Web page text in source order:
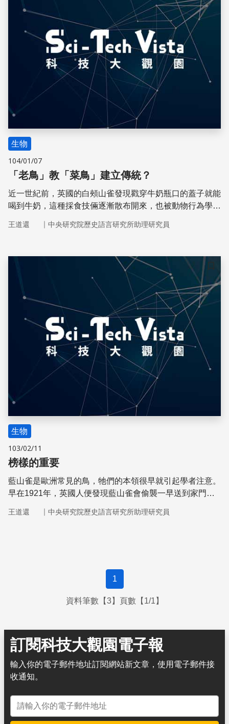
生物
104/01/07
「老鳥」教「菜鳥」建立傳統？
近一世紀前，英國的白頰山雀發現戳穿牛奶瓶口的蓋子就能
喝到牛奶，這種採食技倆逐漸散布開來，也被動物行為學者
成的？英國牛津大學的研究團隊用實驗室裡的食物箱子訓練
能習得這項技能。
王道還 ｜ 中央研究院歷史語言研究所助理研究員
儲存
生物
103/02/11
榜樣的重要
藍山雀是歐洲常見的鳥，牠們的本領很早就引起學者注意。
早在1921年，英國人便發現藍山雀會偷襲一早送到家門口
王道還 ｜ 中央研究院歷史語言研究所助理研究員
1
資料筆數【3】頁數【1/1】
訂閱科技大觀園電子報
輸入你的電子郵件地址訂閱網站新文章，使用電子郵件接
收通知。
電子郵件地址